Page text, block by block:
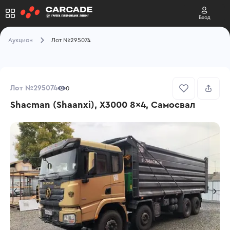
Вход
Аукцион Лот №295074
Лот №295074 0
Shacman (Shaanxi), X3000 8x4, Самосвал